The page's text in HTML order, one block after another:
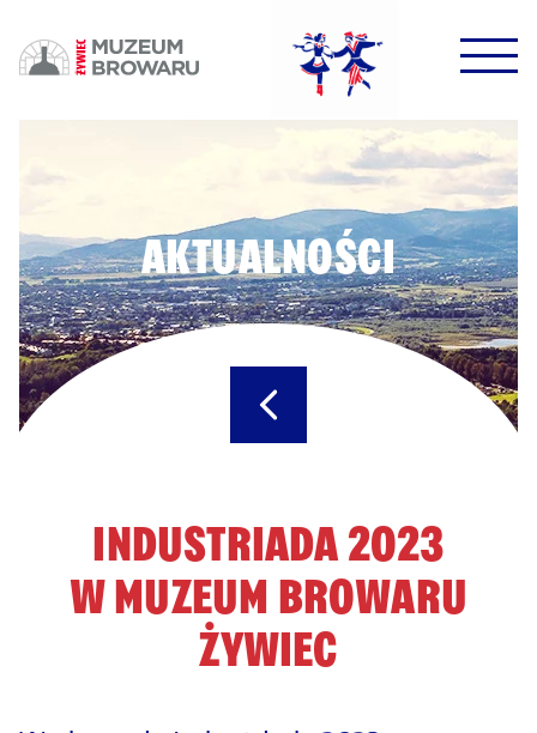
DOWODZIKI DO KONTROLI!
POTWIERDŹ
AKTUALNOŚCI
INDUSTRIADA 2023
W MUZEUM BROWARU
ŻYWIEC